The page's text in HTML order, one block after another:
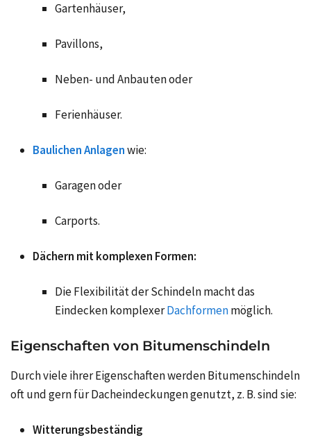
Gartenhäuser,
Pavillons,
Neben- und Anbauten oder
Ferienhäuser.
Baulichen Anlagenwie:
Garagen oder
Carports.
Dächern mit komplexen Formen:
Die Flexibilität der Schindeln macht das
Eindecken komplexerDachformenmöglich.
Eigenschaften von Bitumenschindeln
Durch viele ihrer Eigenschaften werden Bitumenschindeln
oft und gern für Dacheindeckungen genutzt, z. B. sind sie:
Witterungsbeständig